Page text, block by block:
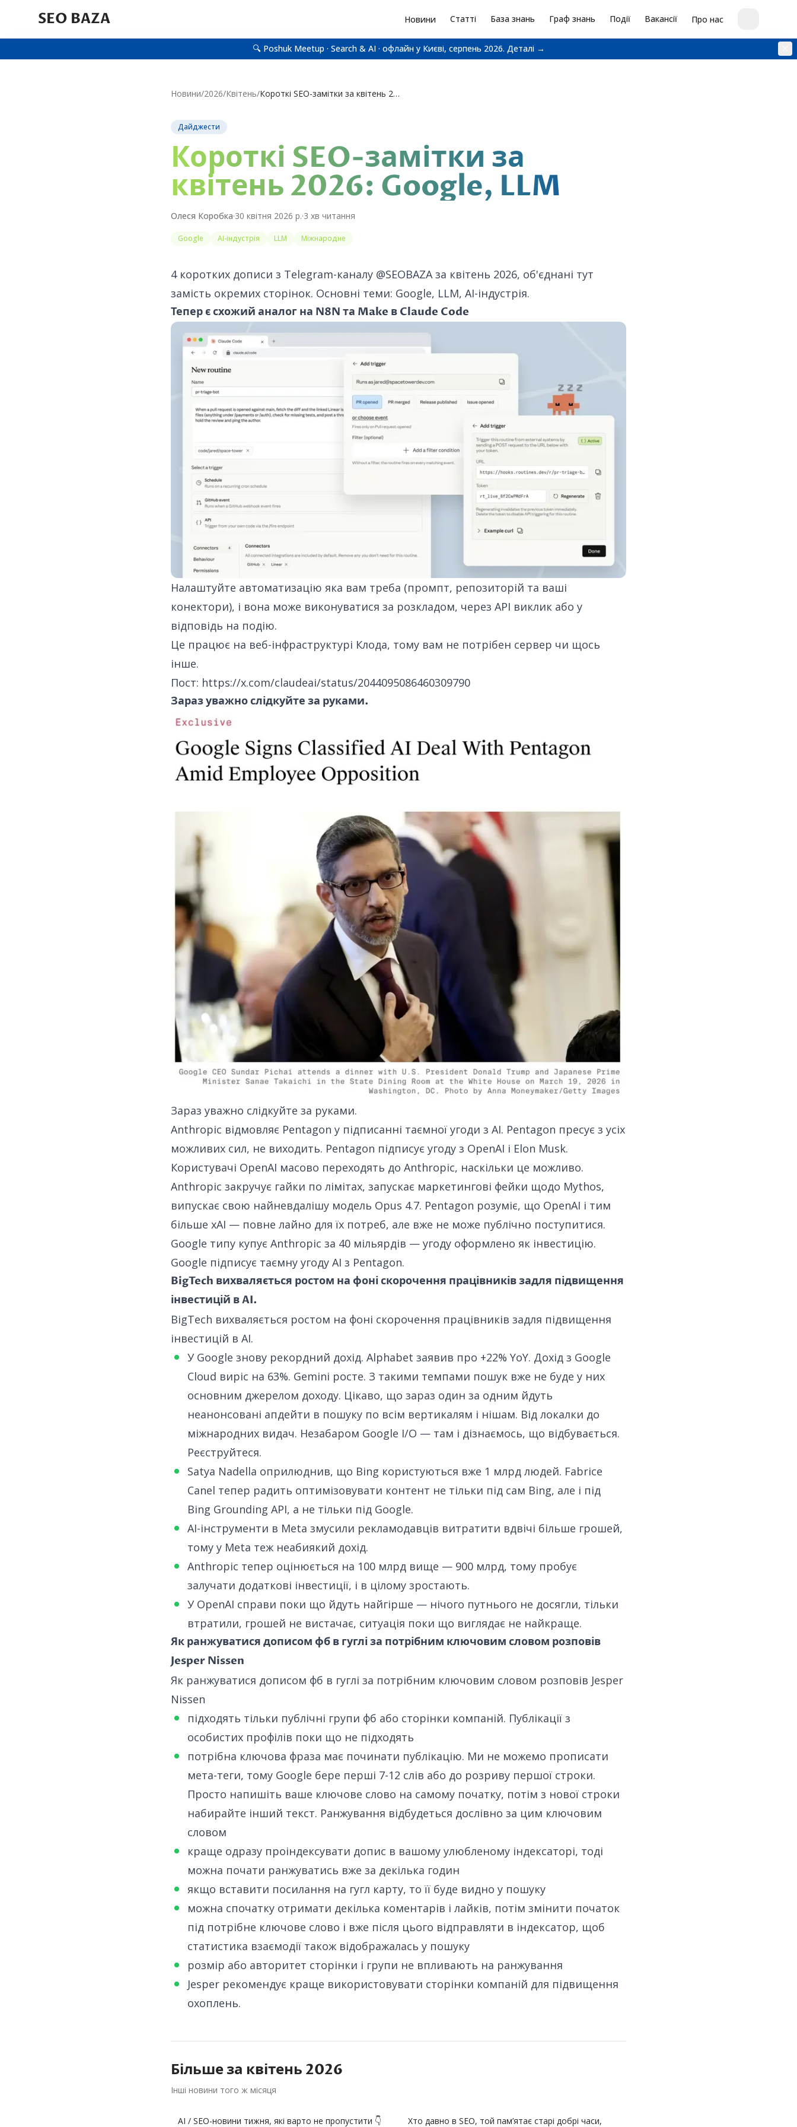
SEO BAZA Новини Статті База знань Граф знань Події Вакансії Про нас
🔍 Poshuk Meetup · Search & AI · офлайн у Києві, серпень 2026. Деталі →
Новини/2026/Квітень/ Короткі SEO-замітки за квітень 2026: Google, LLM
Дайджести
Короткі SEO-замітки за
квітень 2026: Google, LLM
Олеся Коробка·30 квітня 2026 р.·3 хв читання
Google AI-індустрія LLM Міжнародне
4 коротких дописи з Telegram-каналу @SEOBAZAза квітень 2026, об'єднані тут
замість окремих сторінок. Основні теми: Google, LLM, AI-індустрія.
Тепер є схожий аналог на N8N та Make в Claude Code
Налаштуйте автоматизацію яка вам треба (промпт, репозиторій та ваші
конектори), і вона може виконуватися за розкладом, через API виклик або у
відповідь на подію.
Це працює на веб-інфраструктурі Клода, тому вам не потрібен сервер чи щось
інше.
Пост: https://x.com/claudeai/status/2044095086460309790
Зараз уважно слідкуйте за руками.
Зараз уважно слідкуйте за руками.
Anthropic відмовляє Pentagon у підписанні таємної угоди з AI. Pentagon пресує з усіх
можливих сил, не виходить. Pentagon підписує угоду з OpenAI і Elon Musk.
Користувачі OpenAI масово переходять до Anthropic, наскільки це можливо.
Anthropic закручує гайки по лімітах, запускає маркетингові фейки щодо Mythos,
випускає свою найневдалішу модель Opus 4.7. Pentagon розуміє, що OpenAI і тим
більше xAI — повне лайно для їх потреб, але вже не може публічно поступитися.
Google типу купує Anthropic за 40 мільярдів — угоду оформлено як інвестицію.
Google підписує таємну угоду AI з Pentagon.
BigTech вихваляється ростом на фоні скорочення працівників задля підвищення
інвестицій в AI.
BigTech вихваляється ростом на фоні скорочення працівників задля підвищення
інвестицій в AI.
У Google знову рекордний дохід. Alphabet заявив про +22% YoY. Дохід з Google
Cloud виріс на 63%. Gemini росте. З такими темпами пошук вже не буде у них
основним джерелом доходу. Цікаво, що зараз один за одним йдуть
неанонсовані апдейти в пошуку по всім вертикалям і нішам. Від локалки до
міжнародних видач. Незабаром Google I/O — там і дізнаємось, що відбувається.
Реєструйтеся.
Satya Nadella оприлюднив, що Bing користуються вже 1 млрд людей. Fabrice
Canel тепер радить оптимізовувати контент не тільки під сам Bing, але і під
Bing Grounding API, а не тільки під Google.
AI-інструменти в Meta змусили рекламодавців витратити вдвічі більше грошей,
тому у Meta теж неабиякий дохід.
Anthropic тепер оцінюється на 100 млрд вище — 900 млрд, тому пробує
залучати додаткові інвестиції, і в цілому зростають.
У OpenAI справи поки що йдуть найгірше — нічого путнього не досягли, тільки
втратили, грошей не вистачає, ситуація поки що виглядає не найкраще.
Як ранжуватися дописом фб в гуглі за потрібним ключовим словом розповів
Jesper Nissen
Як ранжуватися дописом фб в гуглі за потрібним ключовим словом розповів Jesper
Nissen
підходять тільки публічні групи фб або сторінки компаній. Публікації з
особистих профілів поки що не підходять
потрібна ключова фраза має починати публікацію. Ми не можемо прописати
мета-теги, тому Google бере перші 7-12 слів або до розриву першої строки.
Просто напишіть ваше ключове слово на самому початку, потім з нової строки
набирайте інший текст. Ранжування відбудеться дослівно за цим ключовим
словом
краще одразу проіндексувати допис в вашому улюбленому індексаторі, тоді
можна почати ранжуватись вже за декілька годин
якщо вставити посилання на гугл карту, то її буде видно у пошуку
можна спочатку отримати декілька коментарів і лайків, потім змінити початок
під потрібне ключове слово і вже після цього відправляти в індексатор, щоб
статистика взаємодії також відображалась у пошуку
розмір або авторитет сторінки і групи не впливають на ранжування
Jesper рекомендує краще використовувати сторінки компаній для підвищення
охоплень.
Більше за квітень 2026
Інші новини того ж місяця
AI / SEO-новини тижня, які варто не пропустити 👇
Хто давно в SEO, той пам’ятає старі добрі часи,